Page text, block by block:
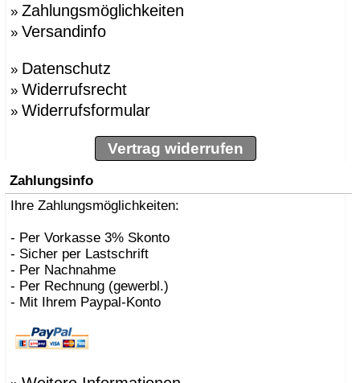
Bastian Prieler
Batisse, Laurent
»BBMDS
»Berti, Enzo
Besau Marguerre , St
»Biokamine, Safretti
»Biscaro, Giorgio
BOLLES+WILSON
»Bonetto, Rodolfo
»Bonucelli, Dante
»Borer, Carlo
» Bozzoli, Lorenza
Brogliato, Alberto
Bruno Houssin
Bruno Rainaldi
Büscher, Sebastian D
Carlo Borer
Carlo Costantini
» Zahlungsmöglichkeiten
» Versandinfo
» Datenschutz
» Widerrufsrecht
» Widerrufsformular
Vertrag widerrufen
Zahlungsinfo
Ihre Zahlungsmöglichkeiten:
- Per Vorkasse 3% Skonto
- Sicher per Lastschrift
- Per Nachnahme
- Per Rechnung (gewerbl.)
- Mit Ihrem Paypal-Konto